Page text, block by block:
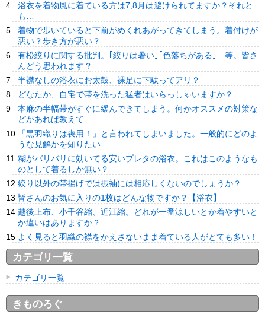
浴衣を着物風に着ている方は7,8月は避けられてますか？それと
も…
着物で歩いていると下前がめくれあがってきてしまう。着付けが
悪い？歩き方が悪い？
有松絞りに関する批判。｢絞りは暑い｣｢色落ちがある｣…等。皆さ
んどう思われます？
半襟なしの浴衣にお太鼓、裸足に下駄ってアリ？
どなたか、自宅で帯を洗った猛者はいらっしゃいますか？
本麻の半幅帯がすぐに緩んできてしまう。何かオススメの対策な
どがあれば教えて
「黒羽織りは喪用！」と言われてしまいました。一般的にどのよ
うな見解かを知りたい
糊がバリバリに効いてる安いプレタの浴衣。これはこのようなも
のとして着るしか無い？
絞り以外の帯揚げでは振袖には相応しくないのでしょうか？
皆さんのお気に入りの1枚はどんな物ですか？【浴衣】
越後上布、小千谷縮、近江縮。どれが一番涼しいとか着やすいと
か違いはありますか？
よく見ると羽織の襟をかえさないまま着ている人がとても多い！
カテゴリ一覧
カテゴリ一覧
きものろぐ